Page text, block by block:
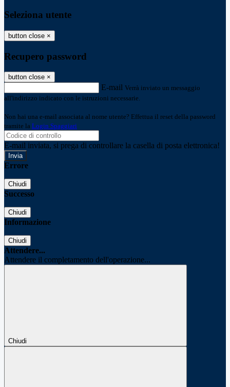
Seleziona utente
button close ×
Recupero password
button close ×
E-mail Verrà inviato un messaggio
all'indirizzo indicato con le istruzioni necessarie.
Non hai una e-mail associata al nome utente? Effettua il reset della password
tramite la Login Spaggiari
E-mail inviata, si prega di controllare la casella di posta elettronica!
Errore
Chiudi
Successo
Chiudi
Informazione
Chiudi
Attendere...
Attendere il completamento dell'operazione...
Chiudi